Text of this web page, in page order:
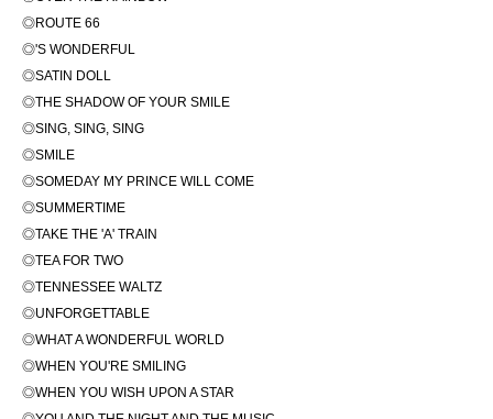
◎ROUTE 66
◎'S WONDERFUL
◎SATIN DOLL
◎THE SHADOW OF YOUR SMILE
◎SING, SING, SING
◎SMILE
◎SOMEDAY MY PRINCE WILL COME
◎SUMMERTIME
◎TAKE THE 'A' TRAIN
◎TEA FOR TWO
◎TENNESSEE WALTZ
◎UNFORGETTABLE
◎WHAT A WONDERFUL WORLD
◎WHEN YOU'RE SMILING
◎WHEN YOU WISH UPON A STAR